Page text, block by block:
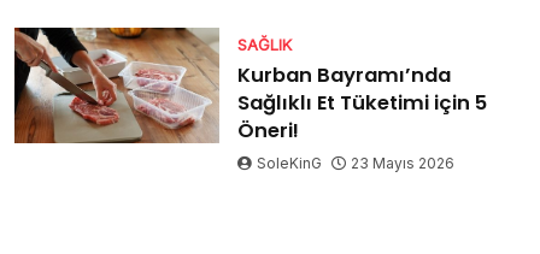
SAĞLIK
Kurban Bayramı’nda
Sağlıklı Et Tüketimi için 5
Öneri!
SoleKinG 23 Mayıs 2026